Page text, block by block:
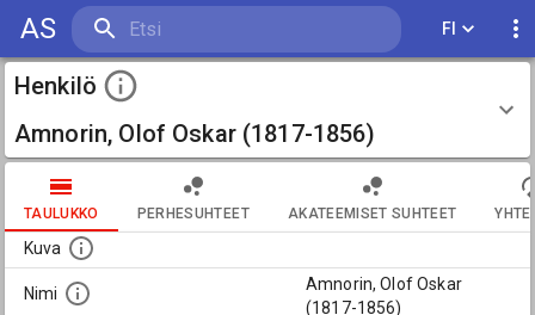
AS FI
Henkilö
Amnorin, Olof Oskar (1817-1856)
TAULUKKO PERHESUHTEET AKATEEMISET SUHTEET
Kuva
Nimi
Amnorin, Olof Oskar
(1817-1856)